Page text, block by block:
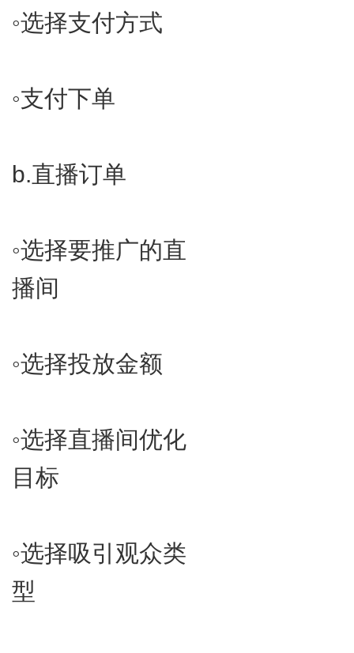
◦​选择支付方式
◦​支付下单
b.​直播订单
◦​选择要推广的直
播间
◦​选择投放金额
◦​选择直播间优化
目标
◦​选择吸引观众类
型